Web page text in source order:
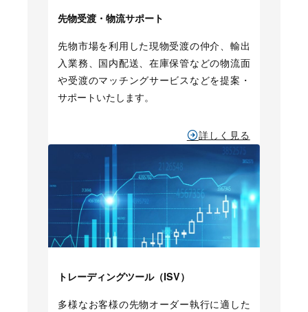
先物受渡・物流サポート
先物市場を利用した現物受渡の仲介、輸出
入業務、国内配送、在庫保管などの物流面
や受渡のマッチングサービスなどを提案・
サポートいたします。
詳しく見る
トレーディングツール（ISV）
多様なお客様の先物オーダー執行に適した